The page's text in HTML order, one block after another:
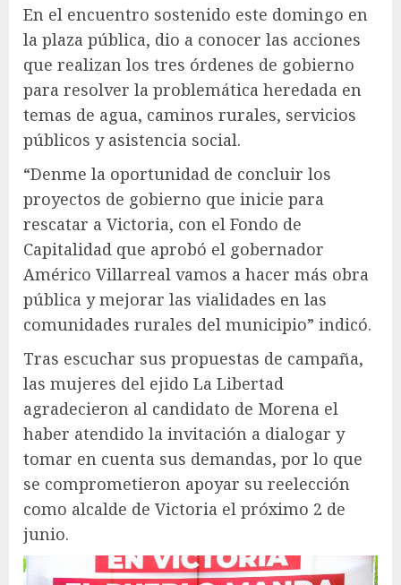
En el encuentro sostenido este domingo en
la plaza pública, dio a conocer las acciones
que realizan los tres órdenes de gobierno
para resolver la problemática heredada en
temas de agua, caminos rurales, servicios
públicos y asistencia social.
“Denme la oportunidad de concluir los
proyectos de gobierno que inicie para
rescatar a Victoria, con el Fondo de
Capitalidad que aprobó el gobernador
Américo Villarreal vamos a hacer más obra
pública y mejorar las vialidades en las
comunidades rurales del municipio” indicó.
Tras escuchar sus propuestas de campaña,
las mujeres del ejido La Libertad
agradecieron al candidato de Morena el
haber atendido la invitación a dialogar y
tomar en cuenta sus demandas, por lo que
se comprometieron apoyar su reelección
como alcalde de Victoria el próximo 2 de
junio.